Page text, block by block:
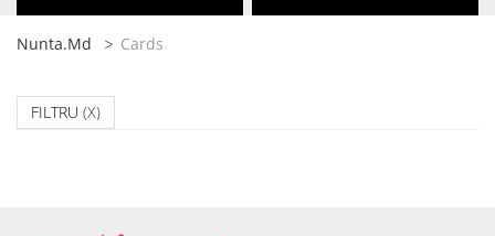
Nunta.md Cards
FILTRU (X)